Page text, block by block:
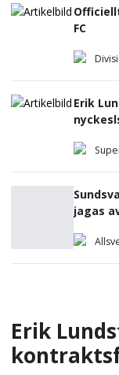
FC
Erik
jagas
Erik